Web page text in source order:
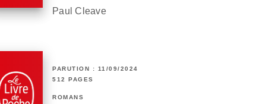
Paul Cleave
PARUTION : 11/09/2024
512 PAGES
ROMANS